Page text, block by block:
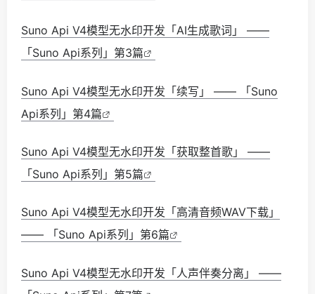
Suno Api V4模型无水印开发「AI生成歌词」 ——
「Suno Api系列」第3篇
Suno Api V4模型无水印开发「续写」 —— 「Suno
Api系列」第4篇
Suno Api V4模型无水印开发「获取整首歌」 ——
「Suno Api系列」第5篇
Suno Api V4模型无水印开发「高清音频WAV下载」
—— 「Suno Api系列」第6篇
Suno Api V4模型无水印开发「人声伴奏分离」 ——